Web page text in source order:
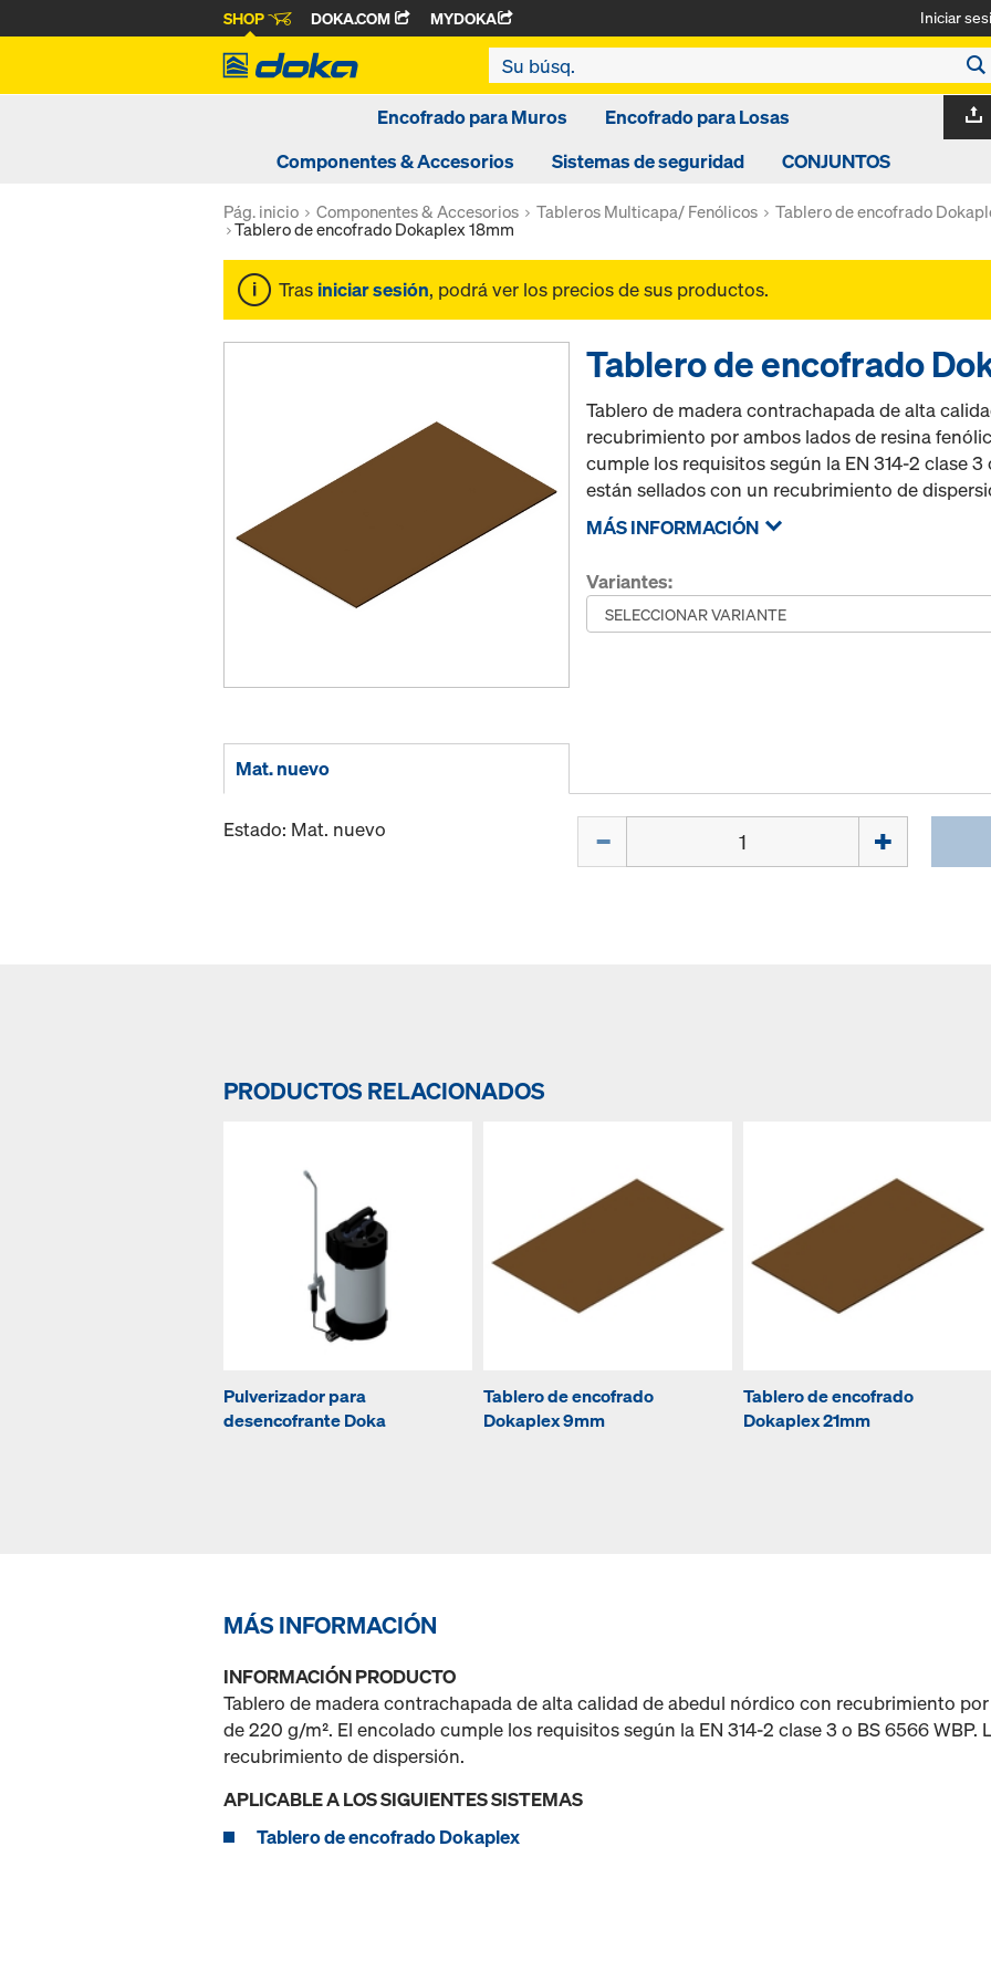
SHOP DOKA.COM MYDOKA Iniciar
Encofrado para Muros
Encofrado para Losas
Componentes & Accesorios
Sistemas de seguridad CONJUNTOS
Pág. inicio Componentes & Accesorios Tableros Multicapa/ Fenólicos
Tablero de encofrado
Tablero de encofrado Dokaplex 18mm
Tras iniciar sesión, podrá ver los precios de sus productos.
Tablero de encofrado
Tablero de madera contrachapada de alta
recubrimiento por ambos lados de resina
cumple los requisitos según la EN 314-2 clase
están sellados con un recubrimiento de
MÁS INFORMACIÓN
Variantes:
Mat. nuevo
Estado: Mat. nuevo
PRODUCTOS RELACIONADOS
Pulverizador para
desencofrante Doka
Tablero de encofrado
Dokaplex 9mm
Tablero de encofrado
Dokaplex 21mm
MÁS INFORMACIÓN
INFORMACIÓN PRODUCTO
Tablero de madera contrachapada de alta calidad de abedul nórdico con recubrimiento
de 220 g/m². El encolado cumple los requisitos según la EN 314-2 clase 3 o BS 6566 WBP.
recubrimiento de dispersión.
APLICABLE A LOS SIGUIENTES SISTEMAS
Tablero de encofrado Dokaplex